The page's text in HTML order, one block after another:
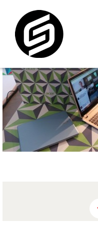
content
門市據點
iMCheck APP
iPhone 回收價
線上商城